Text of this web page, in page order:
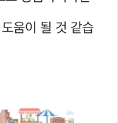
움이 될 것 같습